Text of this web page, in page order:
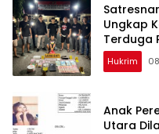
Ungkap
Terduga
Hukrim
Anak
Utara